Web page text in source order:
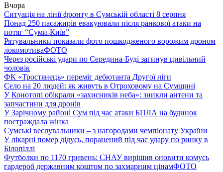
Вчора
Ситуація на лінії фронту в Сумській області 8 серпня
Понад 250 пасажирів евакуювали після ранкової атаки на
потяг “Суми-Київ”
Рятувальники показали фото пошкодженого ворожим дроном
локомотиваФОТО
Через російські удари по Середина-Буді загинув цивільний
чоловік
ФК «Тростянець» переміг дебютанта Другої ліги
Село на 20 людей: як живуть в Отроховому на Сумщині
У Конотопі обікрали «захисників неба»: зникли антени та
запчастини для дронів
У Зарічному районі Сум під час атаки БПЛА на будинок
постраждала жінка
Сумські веслувальники – з нагородами чемпіонату України
У лікарні помер дідусь, поранений під час удару по ринку в
Білопіллі
Футболки по 1170 гривень: СНАУ вирішив оновити комусь
гардероб державним коштом по захмарним цінамФОТО